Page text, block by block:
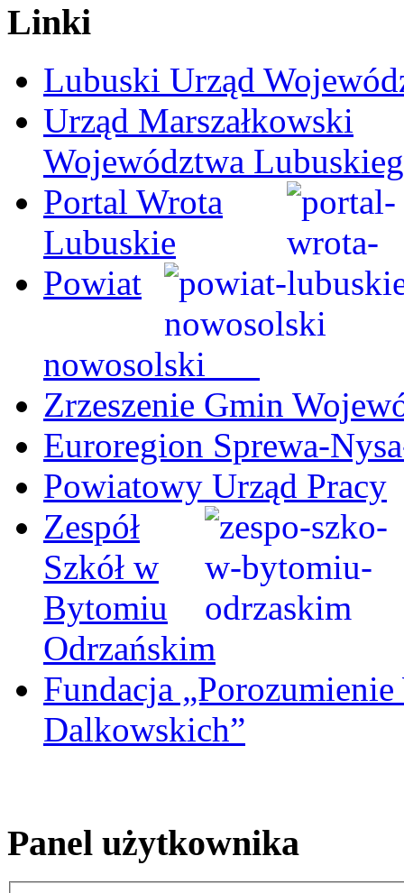
Linki
Lubuski Urząd
Urząd Marszałkowski
Województwa
Portal Wrota
Lubuskie
Powiat
nowosolski
Zrzeszenie Gmin
Euroregion Sprewa-
Powiatowy Urząd Pracy
Zespół
Szkół w
Bytomiu
Odrzańskim
Fundacja
Dalkowskich”
Panel użytkownika